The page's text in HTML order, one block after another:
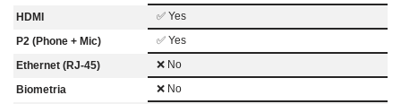
HDMI
✅ Yes
P2 (Phone + Mic)
✅ Yes
Ethernet (RJ-45)
❌ No
Biometria
❌ No